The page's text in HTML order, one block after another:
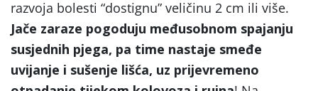
razvoja bolesti “dostignu” veličinu 2 cm ili više.
Jače zaraze pogoduju međusobnom spajanju
susjednih pjega, pa time nastaje smeđe
uvijanje i sušenje lišća, uz prijevremeno